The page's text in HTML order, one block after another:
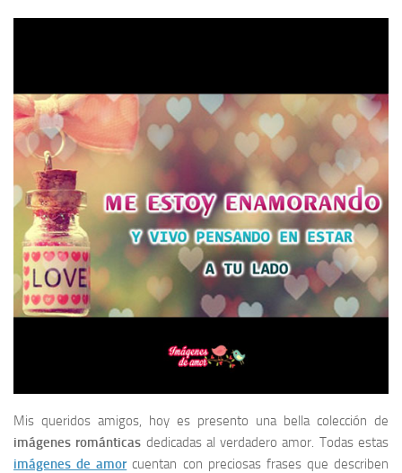
Mis queridos amigos, hoy es presento una bella colección de
imágenes románticas dedicadas al verdadero amor. Todas estas
imágenes de amorcuentan con preciosas frases que describen